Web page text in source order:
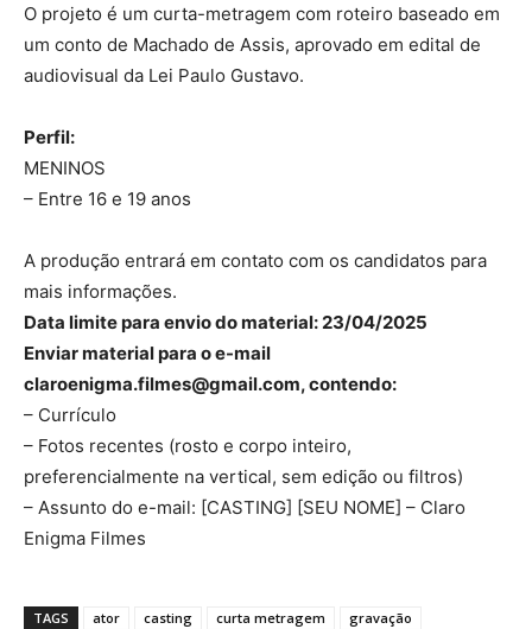
O projeto é um curta-metragem com roteiro baseado em
um conto de Machado de Assis, aprovado em edital de
audiovisual da Lei Paulo Gustavo.
Perfil:
MENINOS
– Entre 16 e 19 anos
A produção entrará em contato com os candidatos para
mais informações.
Data limite para envio do material: 23/04/2025
Enviar material para o e-mail
claroenigma.filmes@gmail.com, contendo:
– Currículo
– Fotos recentes (rosto e corpo inteiro,
preferencialmente na vertical, sem edição ou filtros)
– Assunto do e-mail: [CASTING] [SEU NOME] – Claro
Enigma Filmes
TAGS ator casting curta metragem
gravação